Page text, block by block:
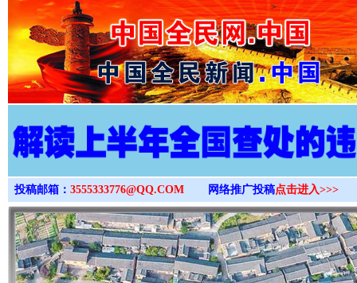
>
投稿邮箱： 3555333776@QQ.COM 网络推广投稿点击进入>>>